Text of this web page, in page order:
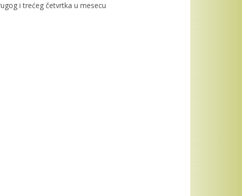
i trećeg četvrtka u mesecu